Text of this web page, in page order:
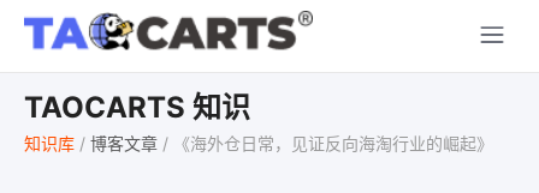
TAOCARTS 知识
知识库 / 博客文章 / 《海外仓日常，见证反向海淘行业的崛起》